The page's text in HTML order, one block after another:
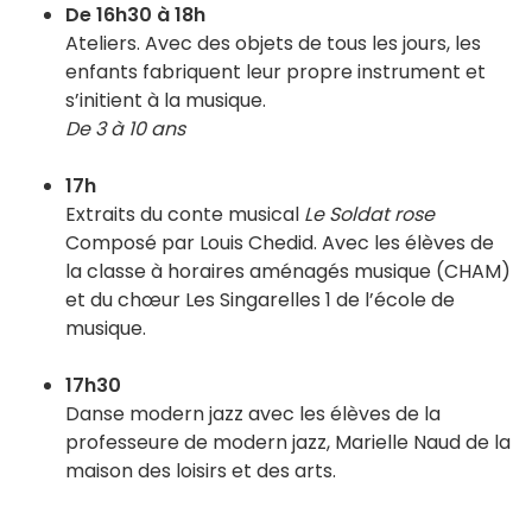
De 16h30 à 18h
Ateliers. Avec des objets de tous les jours, les
enfants fabriquent leur propre instrument et
s’initient à la musique.
De 3 à 10 ans
17h
Extraits du conte musical Le Soldat rose
Composé par Louis Chedid. Avec les élèves de
la classe à horaires aménagés musique (CHAM)
et du chœur Les Singarelles 1 de l’école de
musique.
17h30
Danse modern jazz avec les élèves de la
professeure de modern jazz, Marielle Naud de la
maison des loisirs et des arts.